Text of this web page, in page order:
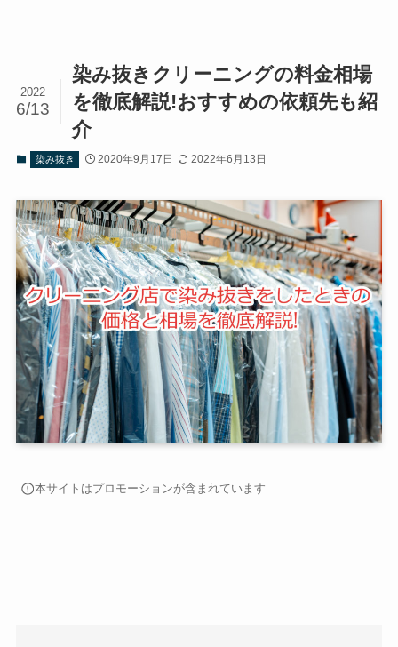
染み抜きクリーニングの料金相場
を徹底解説!おすすめの依頼先も紹
介
2022
6/13
染み抜き 2020年9月17日 2022年6月13日
本サイトはプロモーションが含まれています